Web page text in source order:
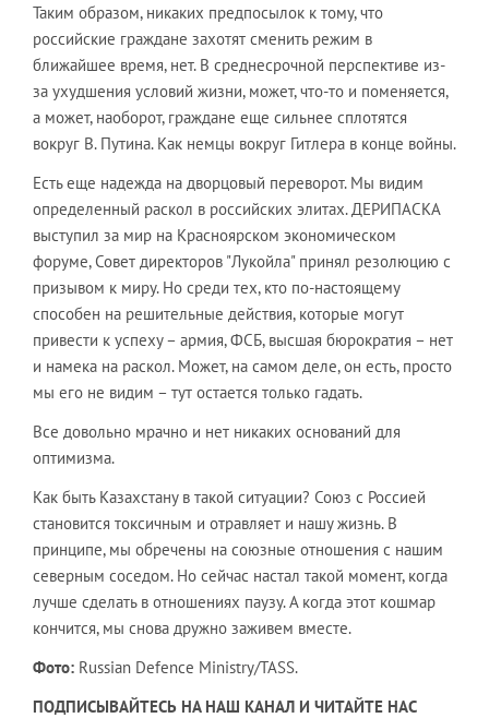
Таким образом, никаких предпосылок к тому, что
российские граждане захотят сменить режим в
ближайшее время, нет. В среднесрочной перспективе из-
за ухудшения условий жизни, может, что-то и поменяется,
а может, наоборот, граждане еще сильнее сплотятся
вокруг В. Путина. Как немцы вокруг Гитлера в конце войны.
Есть еще надежда на дворцовый переворот. Мы видим
определенный раскол в российских элитах. ДЕРИПАСКА
выступил за мир на Красноярском экономическом
форуме, Совет директоров "Лукойла" принял резолюцию с
призывом к миру. Но среди тех, кто по-настоящему
способен на решительные действия, которые могут
привести к успеху – армия, ФСБ, высшая бюрократия – нет
и намека на раскол. Может, на самом деле, он есть, просто
мы его не видим – тут остается только гадать.
Все довольно мрачно и нет никаких оснований для
оптимизма.
Как быть Казахстану в такой ситуации? Союз с Россией
становится токсичным и отравляет и нашу жизнь. В
принципе, мы обречены на союзные отношения с нашим
северным соседом. Но сейчас настал такой момент, когда
лучше сделать в отношениях паузу. А когда этот кошмар
кончится, мы снова дружно заживем вместе.
Фото: Russian Defence Ministry/TASS.
ПОДПИСЫВАЙТЕСЬ НА НАШ КАНАЛ И ЧИТАЙТЕ НАС